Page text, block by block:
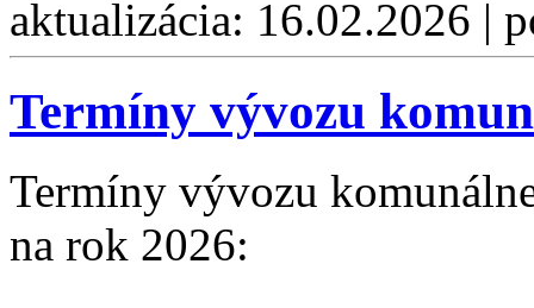
aktualizácia: 16.02.2026 |
Termíny vývozu
Termíny vývozu
na rok 2026: